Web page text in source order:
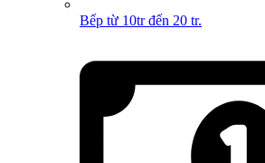
Bếp từ 10tr đến 20 tr.